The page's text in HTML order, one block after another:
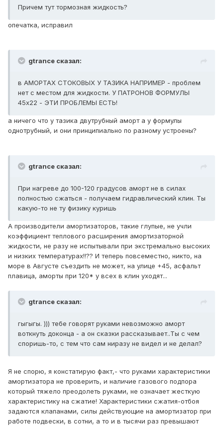
Причем тут тормозная жидкость?
опечатка, исправил
gtrance сказал:
в АМОРТАХ СТОКОВЫХ У ТАЗИКА НАПРИМЕР - проблем
нет с местом для жидкости. У ПАТРОНОВ ФОРМУЛЫ
45х22 - ЭТИ ПРОБЛЕМЫ ЕСТЬ!
а ничего что у тазика двутрубный аморт а у формулы
однотрубный, и они принципиально по разному устроены?
gtrance сказал:
При нагреве до 100-120 градусов аморт не в силах
полностью сжаться - получаем гидравлический клин. Ты
какую-то не ту физику куришь
А производители амортизаторов, такие глупые, не учли
коэффициент теплового расширения амортизаторной
жидкости, не разу не испытывали при экстремально высоких
и низких температурах!!?? И теперь повсеместно, никто, на
море в Августе съездить не может, на улице +45, асфальт
плавица, аморты при 120* у всех в клин уходят...
gtrance сказал:
гыгыгы. ))) тебе говорят руками невозможно аморт
воткнуть доконца - а он сказки рассказывает..Ты с чем
споришь-то, с тем что сам ниразу не видел и не делал?
Я не спорю, я констатирую факт,- что руками характеристики
амортизатора не проверить, и наличие газового подпора
который тяжело преодолеть руками, не означает жесткую
характеристику на сжатие! Характеристики сжатия-отбоя
задаются клапанами, силы действующие на амортизатор при
работе подвески, в сотни, а то и в тысячи раз превышают